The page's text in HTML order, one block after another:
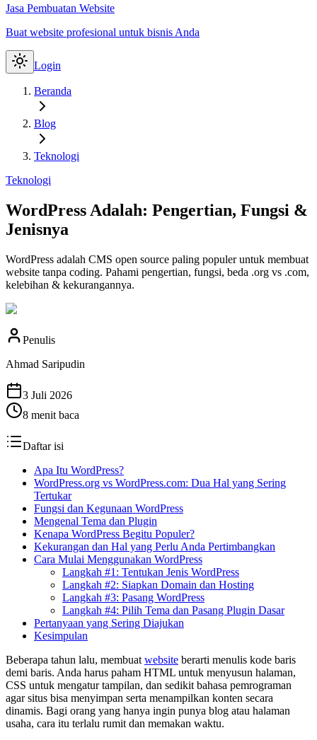
Jasa Pembuatan Website
Buat website profesional untuk bisnis Anda
Login
Beranda
Blog
Teknologi
Teknologi
WordPress Adalah: Pengertian, Fungsi &
Jenisnya
WordPress adalah CMS open source paling populer untuk membuat
website tanpa coding. Pahami pengertian, fungsi, beda .org vs .com,
kelebihan & kekurangannya.
Penulis
Ahmad Saripudin
3 Juli 2026
8 menit baca
Daftar isi
Apa Itu WordPress?
WordPress.org vs WordPress.com: Dua Hal yang Sering
Tertukar
Fungsi dan Kegunaan WordPress
Mengenal Tema dan Plugin
Kenapa WordPress Begitu Populer?
Kekurangan dan Hal yang Perlu Anda Pertimbangkan
Cara Mulai Menggunakan WordPress
Langkah #1: Tentukan Jenis WordPress
Langkah #2: Siapkan Domain dan Hosting
Langkah #3: Pasang WordPress
Langkah #4: Pilih Tema dan Pasang Plugin Dasar
Pertanyaan yang Sering Diajukan
Kesimpulan
Beberapa tahun lalu, membuat website berarti menulis kode baris
demi baris. Anda harus paham HTML untuk menyusun halaman,
CSS untuk mengatur tampilan, dan sedikit bahasa pemrograman
agar situs bisa menyimpan serta menampilkan konten secara
dinamis. Bagi orang yang hanya ingin punya blog atau halaman
usaha, cara itu terlalu rumit dan memakan waktu.